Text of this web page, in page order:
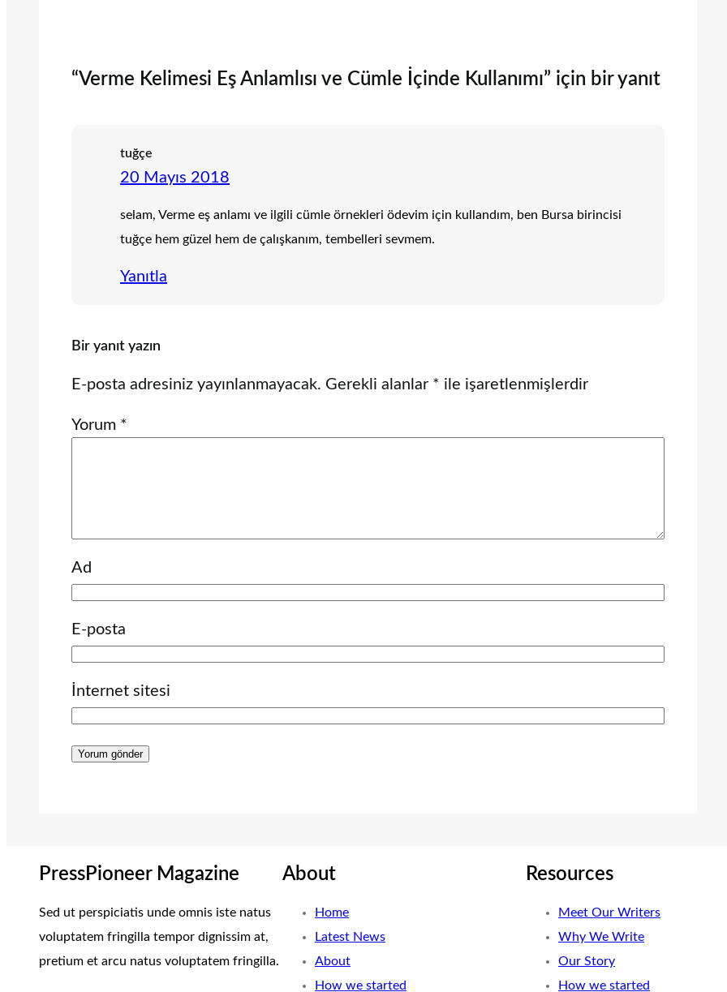
“Verme Kelimesi Eş Anlamlısı ve Cümle İçinde Kullanımı” için bir yanıt
tuğçe
20 Mayıs 2018
selam, Verme eş anlamı ve ilgili cümle örnekleri ödevim için kullandım, ben Bursa birincisi
tuğçe hem güzel hem de çalışkanım, tembelleri sevmem.
Yanıtla
Bir yanıt yazın
E-posta adresiniz yayınlanmayacak. Gerekli alanlar * ile işaretlenmişlerdir
Yorum *
Ad
E-posta
İnternet sitesi
PressPioneer Magazine
Sed ut perspiciatis unde omnis iste natus
voluptatem fringilla tempor dignissim at,
pretium et arcu natus voluptatem fringilla.
About
Home
Latest News
About
How we started
Resources
Meet Our Writers
Why We Write
Our Story
How we started